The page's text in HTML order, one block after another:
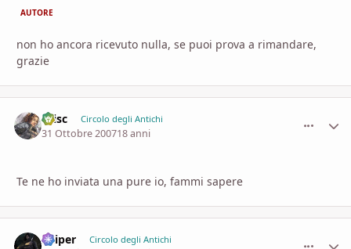
AUTORE
non ho ancora ricevuto nulla, se puoi prova a rimandare,
grazie
Crisc Circolo degli Antichi
31 Ottobre 200718 anni
Te ne ho inviata una pure io, fammi sapere
Sniper Circolo degli Antichi